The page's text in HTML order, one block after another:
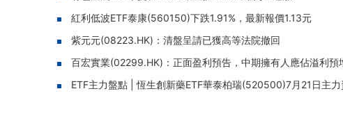
紅利低波ETF泰康(560150)下跌1.91%，最新報價1.13元
紫元元(08223.HK)：清盤呈請已獲高等法院撤回
百宏實業(02299.HK)：正面盈利預告，中期擁有人應佔溢利預
ETF主力盤點 | 恆生創新藥ETF華泰柏瑞(520500)7月21日主